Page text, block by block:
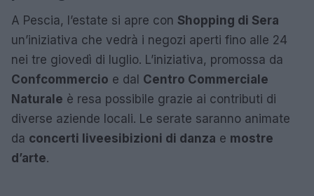
A Pescia, l’estate si apre con Shopping di Sera
un’iniziativa che vedrà i negozi aperti fino alle 24
nei tre giovedì di luglio. L’iniziativa, promossa da
Confcommercio e dal Centro Commerciale
Naturale è resa possibile grazie ai contributi di
diverse aziende locali. Le serate saranno animate
da concerti liveesibizioni di danza e mostre
d’arte.